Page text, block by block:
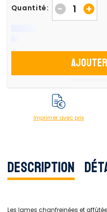
Quantité: +
-
Ajouter
Imprimer avec prix
Description
Les lames chanfreinées et